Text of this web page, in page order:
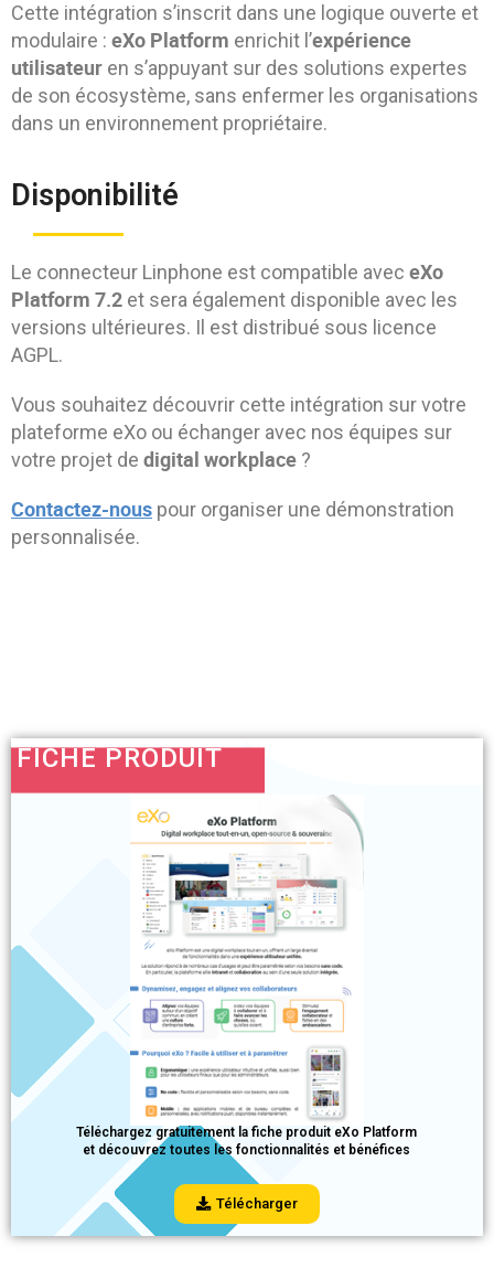
Cette intégration s’inscrit dans une logique ouverte et
modulaire : eXo Platform enrichit l’expérience
utilisateur en s’appuyant sur des solutions expertes
de son écosystème, sans enfermer les organisations
dans un environnement propriétaire.
Disponibilité
Le connecteur Linphone est compatible avec eXo
Platform 7.2 et sera également disponible avec les
versions ultérieures. Il est distribué sous licence
AGPL.
Vous souhaitez découvrir cette intégration sur votre
plateforme eXo ou échanger avec nos équipes sur
votre projet de digital workplace ?
Contactez-nous pour organiser une démonstration
personnalisée.
FICHE PRODUIT
Téléchargez gratuitement la fiche produit eXo Platform
et découvrez toutes les fonctionnalités et bénéfices
Télécharger